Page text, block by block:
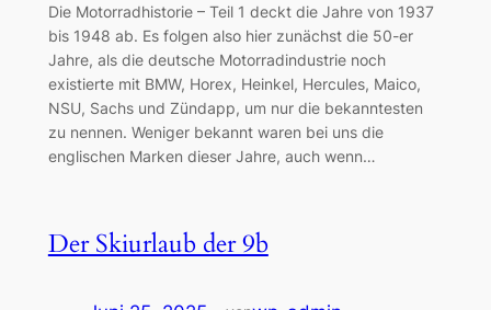
Die Motorradhistorie – Teil 1 deckt die Jahre von 1937
bis 1948 ab. Es folgen also hier zunächst die 50-er
Jahre, als die deutsche Motorradindustrie noch
existierte mit BMW, Horex, Heinkel, Hercules, Maico,
NSU, Sachs und Zündapp, um nur die bekanntesten
zu nennen. Weniger bekannt waren bei uns die
englischen Marken dieser Jahre, auch wenn…
Der Skiurlaub der 9b